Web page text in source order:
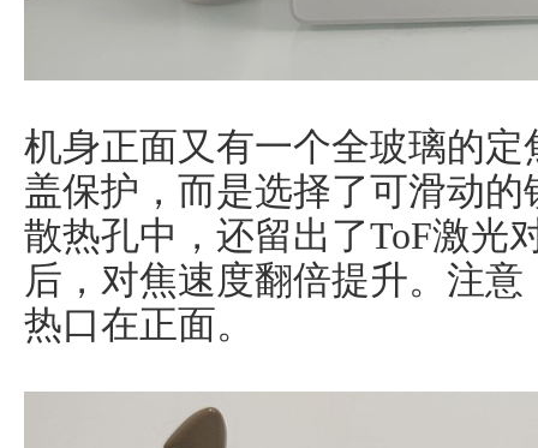
机身正面又有一个全玻璃的
盖保护，而是选择了可滑动
散热孔中，还留出了ToF激光
后，对焦速度翻倍提升。注
热口在正面。